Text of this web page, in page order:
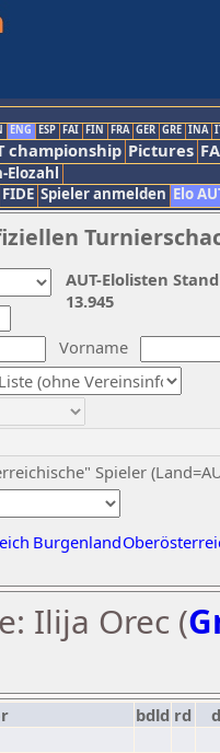
ENG ESP FAI FIN FRA GER GRE INA
championship Pictures
Elozahl
FIDE Spieler anmelden Elo
Vorname
Spieler
Burgenland
AUT-Elolisten
13.945
Ilija Orec (
bdld rd